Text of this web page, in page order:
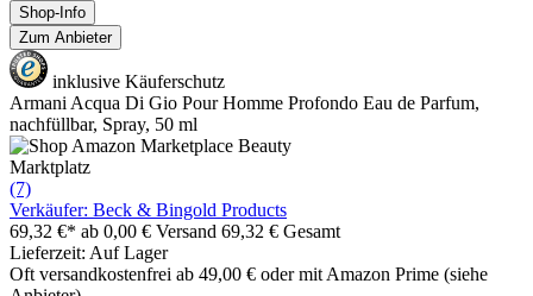
Shop-Info
Zum Anbieter
inklusive Käuferschutz
Armani Acqua Di Gio Pour Homme Profondo Eau de Parfum,
nachfüllbar, Spray, 50 ml
Marktplatz
(7)
Verkäufer: Beck & Bingold Products
69,32 €* ab 0,00 € Versand 69,32 € Gesamt
Lieferzeit: Auf Lager
Oft versandkostenfrei ab 49,00 € oder mit Amazon Prime (siehe